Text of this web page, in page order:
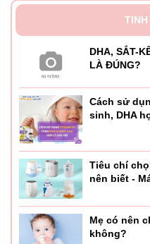
DHA, SẮT-
LÀ ĐÚNG?
Cách sử
sinh, DHA
Tiêu chí
nên biết -
Mẹ có nên
không?